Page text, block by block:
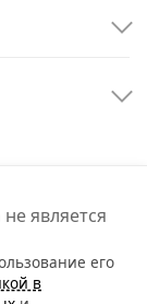
является
его
в